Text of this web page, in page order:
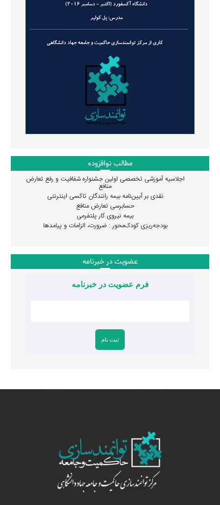
مطالب نوافزوده
اجلاسیه آموزشی تخصصی اولین جشنواره شفافیت و رفع تعارض
منافع
نقدی بر آیین‌نامه بیمه رانندگان تاکسی اینترنتی
حسابرسی تعارض منافع
بیمه نیروی کار پلتفرمی
بودجه‌ریزی کودک‌محور : ضرورت، الزامات و پیامدها
عضویت در خبرنامه
فرم عضویت در خبرنامه